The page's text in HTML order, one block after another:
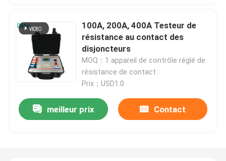
Vidéos
À propos de nous
Visite de l'usine
100A, 200A, 400A Testeur de
résistance au contact des
disjoncteurs
MOQ：1 appareil de contrôle réglé de
résistance de contact
Prix：USD1.0
meilleur prix Contact
Test en ligne du transformateur portable OLTC sur charge